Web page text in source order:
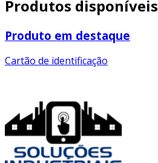
Produtos disponíveis
Produto em destaque
Cartão de identificação